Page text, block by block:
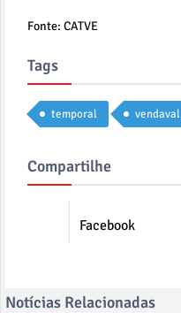
Fonte: CATVE
Tags
temporal vendaval
Compartilhe
Facebook
Notícias Relacionadas